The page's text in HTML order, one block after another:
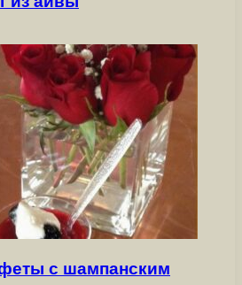
с шампанским